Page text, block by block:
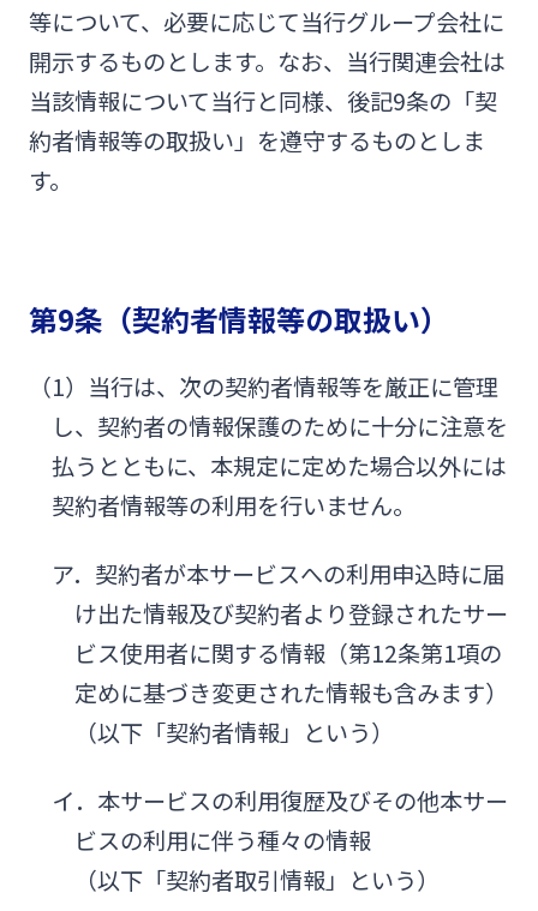
等について、必要に応じて当行グループ会社に
開示するものとします。なお、当行関連会社は
当該情報について当行と同様、後記9条の「契
約者情報等の取扱い」を遵守するものとしま
す。
第9条（契約者情報等の取扱い）
（1）当行は、次の契約者情報等を厳正に管理
し、契約者の情報保護のために十分に注意を
払うとともに、本規定に定めた場合以外には
契約者情報等の利用を行いません。
ア．契約者が本サービスへの利用申込時に届
け出た情報及び契約者より登録されたサー
ビス使用者に関する情報（第12条第1項の
定めに基づき変更された情報も含みます）
（以下「契約者情報」という）
イ．本サービスの利用復歴及びその他本サー
ビスの利用に伴う種々の情報
（以下「契約者取引情報」という）